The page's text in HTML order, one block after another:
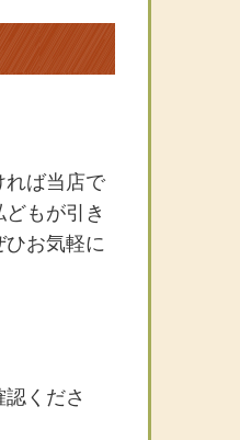
れば当店で
もが引き
お気軽に
くださ